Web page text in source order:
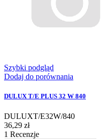
Szybki podgląd
Dodaj do porównania
DULUX T/E PLUS 32 W 840
DULUXT/E32W/840
36,29 zł
1 Recenzje